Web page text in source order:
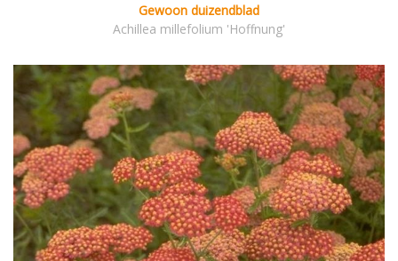
Gewoon duizendblad
Achillea millefolium 'Hoffnung'